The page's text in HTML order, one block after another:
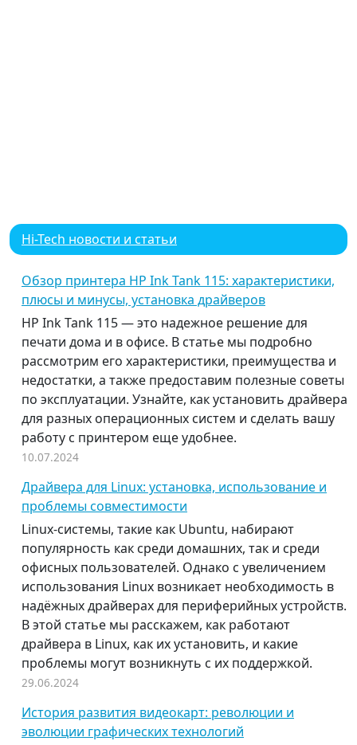
Hi-Tech новости и статьи
Обзор принтера HP Ink Tank 115: характеристики,
плюсы и минусы, установка драйверов
HP Ink Tank 115 — это надежное решение для
печати дома и в офисе. В статье мы подробно
рассмотрим его характеристики, преимущества и
недостатки, а также предоставим полезные советы
по эксплуатации. Узнайте, как установить драйвера
для разных операционных систем и сделать вашу
работу с принтером еще удобнее.
10.07.2024
Драйвера для Linux: установка, использование и
проблемы совместимости
Linux-системы, такие как Ubuntu, набирают
популярность как среди домашних, так и среди
офисных пользователей. Однако с увеличением
использования Linux возникает необходимость в
надёжных драйверах для периферийных устройств.
В этой статье мы расскажем, как работают
драйвера в Linux, как их установить, и какие
проблемы могут возникнуть с их поддержкой.
29.06.2024
История развития видеокарт: революции и
эволюции графических технологий